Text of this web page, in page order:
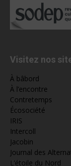
Visitez nos
À bâbord
À l’encontre
Contretemps
Écosociété
IRIS
Intercoll
Jacobin
Journal des
L’étoile du Nord